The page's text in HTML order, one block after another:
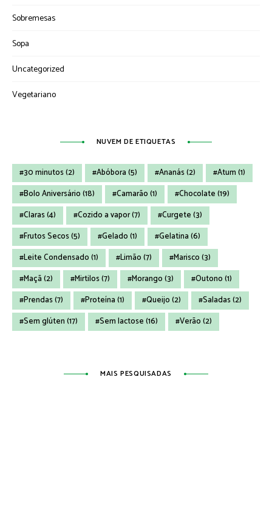
Sobremesas
Sopa
Uncategorized
Vegetariano
NUVEM DE ETIQUETAS
30 minutos(2) Abóbora(5) Ananás(2) Atum(1)
Bolo Aniversário(18) Camarão(1) Chocolate(19)
Claras(4) Cozido a vapor(7) Curgete(3)
Frutos Secos(5) Gelado(1) Gelatina(6)
Leite Condensado(1) Limão(7) Marisco(3)
Maçã(2) Mirtilos(7) Morango(3) Outono(1)
Prendas(7) Proteína(1) Queijo(2) Saladas(2)
Sem glúten(17) Sem lactose(16) Verão(2)
MAIS PESQUISADAS